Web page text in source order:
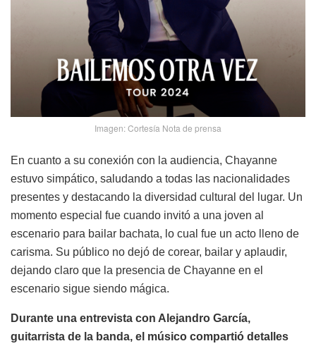
Imagen: Cortesía Nota de prensa
En cuanto a su conexión con la audiencia, Chayanne
estuvo simpático, saludando a todas las nacionalidades
presentes y destacando la diversidad cultural del lugar. Un
momento especial fue cuando invitó a una joven al
escenario para bailar bachata, lo cual fue un acto lleno de
carisma. Su público no dejó de corear, bailar y aplaudir,
dejando claro que la presencia de Chayanne en el
escenario sigue siendo mágica.
Durante una entrevista con Alejandro García,
guitarrista de la banda, el músico compartió detalles